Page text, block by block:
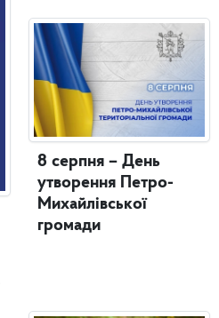
8 серпня – День
утворення Петро-
Михайлівської
громади